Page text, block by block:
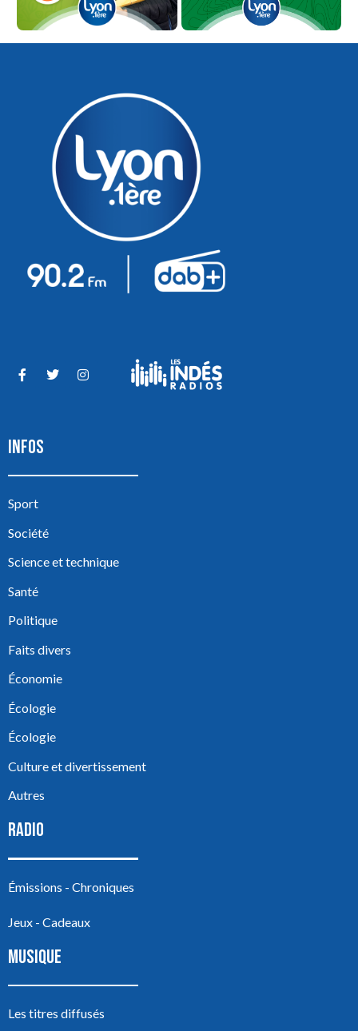
INFOS
Sport
Société
Science et technique
Santé
Politique
Faits divers
Économie
Écologie
Écologie
Culture et divertissement
Autres
RADIO
Émissions - Chroniques
Jeux - Cadeaux
MUSIQUE
Les titres diffusés